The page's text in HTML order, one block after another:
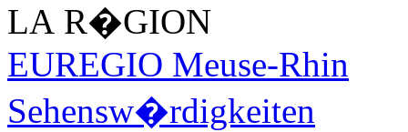
LA R�GION
EUREGIO Meuse-Rhin
Sehensw�rdigkeiten